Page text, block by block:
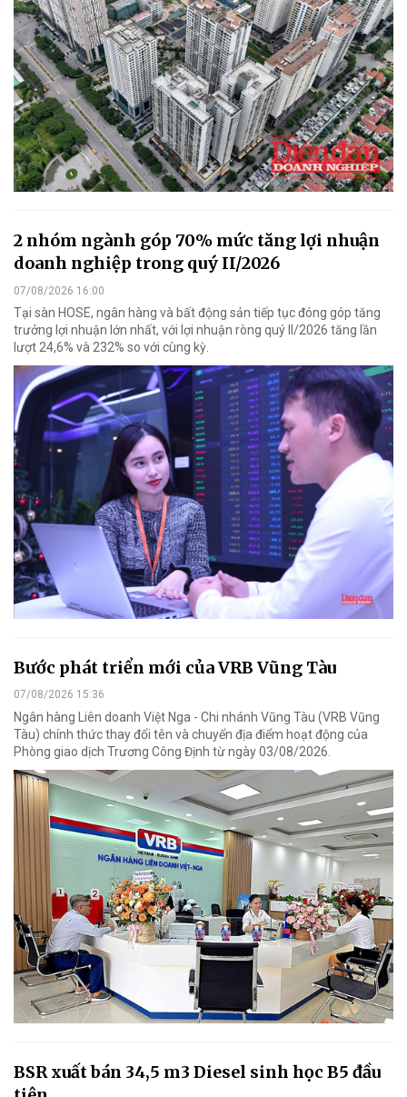
2 nhóm ngành góp 70% mức tăng lợi nhuận
doanh nghiệp trong quý II/2026
07/08/2026 16:00
Tại sàn HOSE, ngân hàng và bất động sản tiếp tục đóng góp tăng
trưởng lợi nhuận lớn nhất, với lợi nhuận ròng quý II/2026 tăng lần
lượt 24,6% và 232% so với cùng kỳ.
Bước phát triển mới của VRB Vũng Tàu
07/08/2026 15:36
Ngân hàng Liên doanh Việt Nga - Chi nhánh Vũng Tàu (VRB Vũng
Tàu) chính thức thay đổi tên và chuyển địa điểm hoạt động của
Phòng giao dịch Trương Công Định từ ngày 03/08/2026.
BSR xuất bán 34,5 m3 Diesel sinh học B5 đầu